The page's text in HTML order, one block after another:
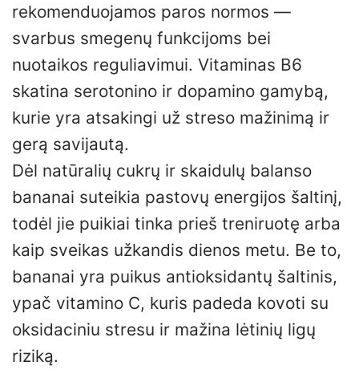
rekomenduojamos paros normos —
svarbus smegenų funkcijoms bei
nuotaikos reguliavimui. Vitaminas B6
skatina serotonino ir dopamino gamybą,
kurie yra atsakingi už streso mažinimą ir
gerą savijautą.
Dėl natūralių cukrų ir skaidulų balanso
bananai suteikia pastovų energijos šaltinį,
todėl jie puikiai tinka prieš treniruotę arba
kaip sveikas užkandis dienos metu. Be to,
bananai yra puikus antioksidantų šaltinis,
ypač vitamino C, kuris padeda kovoti su
oksidaciniu stresu ir mažina lėtinių ligų
riziką.